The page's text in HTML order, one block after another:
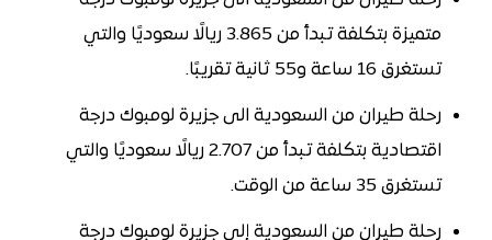
متميزة بتكلفة تبدأ من 3.865 ريالًا سعوديًا والتي
تستغرق 16 ساعة و55 ثانية تقريبًا.
رحلة طيران من السعودية الى جزيرة لومبوك درجة
اقتصادية بتكلفة تبدأ من 2.707 ريالًا سعوديًا والتي
تستغرق 35 ساعة من الوقت.
رحلة طيران من السعودية إلى جزيرة لومبوك درجة